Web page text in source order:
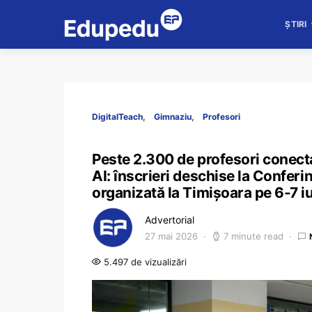
ȘTIRI
DigitalTeach Gimnaziu Profesori
Peste 2.300 de profesori
AI: înscrieri deschise la
organizată la Timișoara pe 6-7
Advertorial
27 mai 2026 7 minute read
5.497 de vizualizări